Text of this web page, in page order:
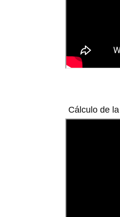
Cálculo de